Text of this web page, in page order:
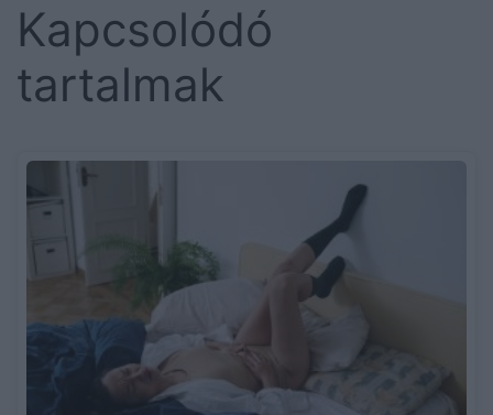
Kapcsolódó
tartalmak